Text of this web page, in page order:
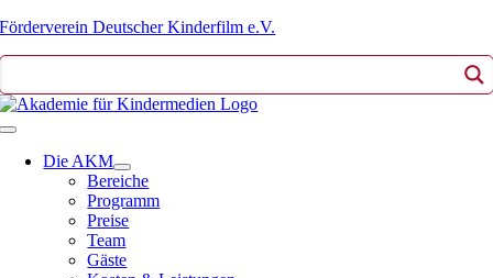
Zum
Förderverein Deutscher Kinderfilm e.V.
Toggle
NavigationDie AKM
Bereiche
Programm
Preise
Team
Gäste